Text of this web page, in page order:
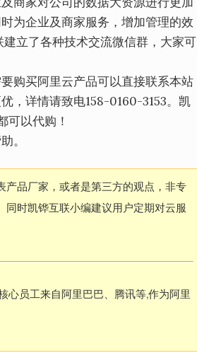
为企业及商家服务，增加管理的效
立了各种技术交流微信群，大家可
购买阿里云产品可以直接联系本站
，详情请致电158-0160-3153。凯
可以代购！
。
品厂家，或者是第三方的观点，非专
时凯铧互联小编建议用户定期对云服
心员工来自阿里巴巴、腾讯等,作为阿里